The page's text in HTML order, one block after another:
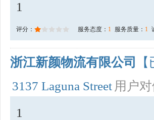
1
评分： 服务态度： 1 服务质量： 1
浙江新颜物流有限公司
3137 Laguna Street 用户
1